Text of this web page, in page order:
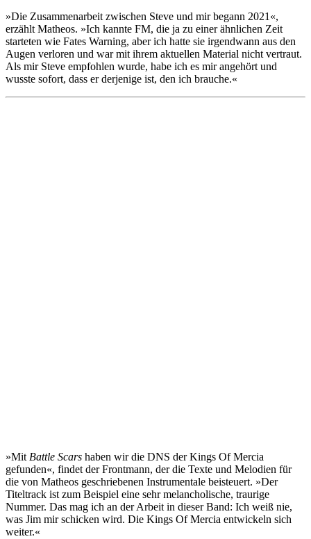
»Die Zusammenarbeit zwischen Steve und mir begann 2021«,
erzählt Matheos. »Ich kannte FM, die ja zu einer ähnlichen Zeit
starteten wie Fates Warning, aber ich hatte sie irgendwann aus den
Augen verloren und war mit ihrem aktuellen Material nicht vertraut.
Als mir Steve empfohlen wurde, habe ich es mir angehört und
wusste sofort, dass er derjenige ist, den ich brauche.«
»Mit Battle Scars haben wir die DNS der Kings Of Mercia
gefunden«, findet der Frontmann, der die Texte und Melodien für
die von Matheos geschriebenen Instrumentale beisteuert. »Der
Titeltrack ist zum Beispiel eine sehr melancholische, traurige
Nummer. Das mag ich an der Arbeit in dieser Band: Ich weiß nie,
was Jim mir schicken wird. Die Kings Of Mercia entwickeln sich
weiter.«